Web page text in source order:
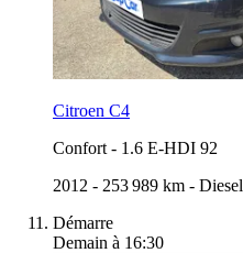
Citroen C4
Confort - 1.6 E-HDI 92
2012 - 253 989 km - Diesel
Démarre
Demain à 16:30